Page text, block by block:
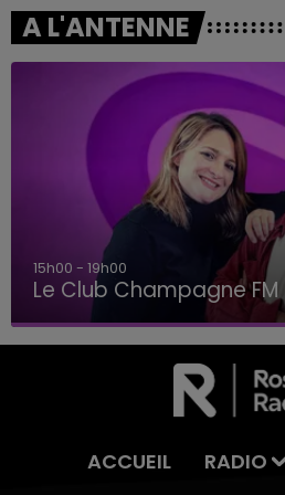
A L'ANTENNE
15h00 - 19h00
Le Club Champagne FM
ACCUEIL RADIO